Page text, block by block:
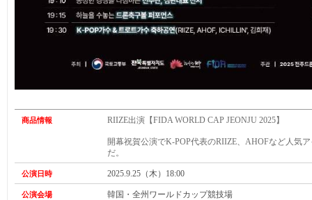
商品情報 RIIZE出演【FIDA WORLD CAP JEONJU 2025】
開幕祝賀公演でK-POP代表のRIIZE、AHOFなど人気
だ。
公演日時 2025.9.25（木）18:00
公演会場 韓国・全州ワールドカップ競技場